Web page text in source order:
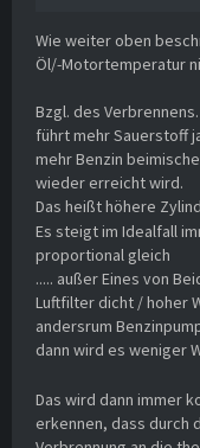
Wie weiter oben
Öl/-Motortemperatur
Bzgl. des
führt mehr Sauerstoff
mehr Benzin
wieder erreicht wird.
Das heißt höhere
Es steigt im Idealfall
proportional gleich
..... außer Eines von
Luftfilter dicht / hoher
andersrum
dann wird es weniger
Das wird dann immer
erkennen, dass durch